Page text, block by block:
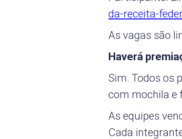
da-receita-
As vagas são
Haverá
Sim. Todos os
com mochila e
As equipes
Cada